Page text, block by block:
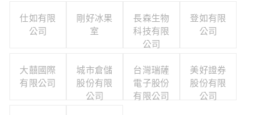
仕如有限
公司
剛好冰果
室
長森生物
科技有限
公司
登如有限
公司
大囍國際
有限公司
城市倉儲
股份有限
公司
台灣瑞薩
電子股份
有限公司
美好證券
股份有限
公司